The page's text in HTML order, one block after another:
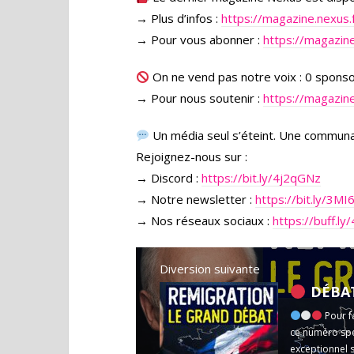
→ Plus d’infos : https://
→ Pour vous abonner : https://
On ne vend pas notre voix : 0
→ Pour nous soutenir : https://
Un média seul s’éteint. Une
Rejoignez-nous sur :
→ Discord : https://bit.ly/4j2qGNz
→ Notre newsletter : https://bit.ly/
→ Nos réseaux sociaux : https://buff.ly/
Diversion suivante
DÉBAT
Pour
ce numéro
exceptionnel